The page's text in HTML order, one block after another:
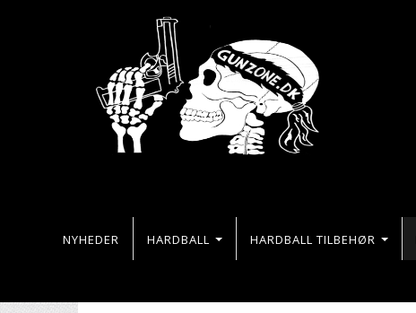
NYHEDER HARDBALL HARDBALL TILBEHØR